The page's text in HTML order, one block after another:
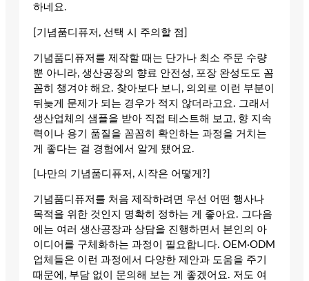
하네요.
[기념품디퓨저, 선택 시 주의할 점]
기념품디퓨저를 제작할 때는 단가나 최소 주문 수량
뿐 아니라, 생산공장의 향료 안전성, 포장 완성도도 꼼
꼼히 챙겨야 해요. 찾아보다 보니, 의외로 이런 부분이
뒤늦게 문제가 되는 경우가 적지 않더라고요. 그래서
생산업체의 샘플을 받아 직접 테스트해 보고, 향 지속
력이나 용기 품질을 꼼꼼히 확인하는 과정을 거치는
게 좋다는 걸 경험에서 알게 됐어요.
[나만의 기념품디퓨저, 시작은 어떻게?]
기념품디퓨저를 처음 제작하려면 우선 어떤 행사나
목적을 위한 것인지 명확히 정하는 게 좋아요. 그다음
에는 여러 생산공장과 상담을 진행하면서 본인의 아
이디어를 구체화하는 과정이 필요합니다. OEM·ODM
업체들은 이런 과정에서 다양한 제안과 도움을 주기
때문에, 부담 없이 문의해 보는 게 좋겠어요. 저도 여